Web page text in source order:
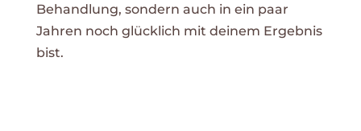
Behandlung, sondern auch in ein paar
Jahren noch glücklich mit deinem Ergebnis
bist.